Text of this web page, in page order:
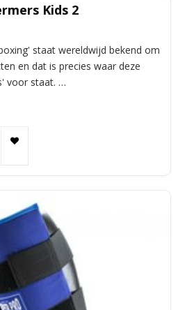
Kids 2
staat wereldwijd bekend om
en dat is precies waar deze
voor staat.